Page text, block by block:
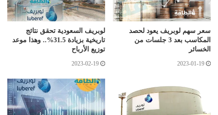
سعر سهم لوبريف يعود لحصد
المكاسب بعد 3 جلسات من
الخسائر
2023-01-19
لوبريف السعودية تحقق نتائج
تاريخية بزيادة 31.5%.. وهذا موعد
توزيع الأرباح
2023-02-19